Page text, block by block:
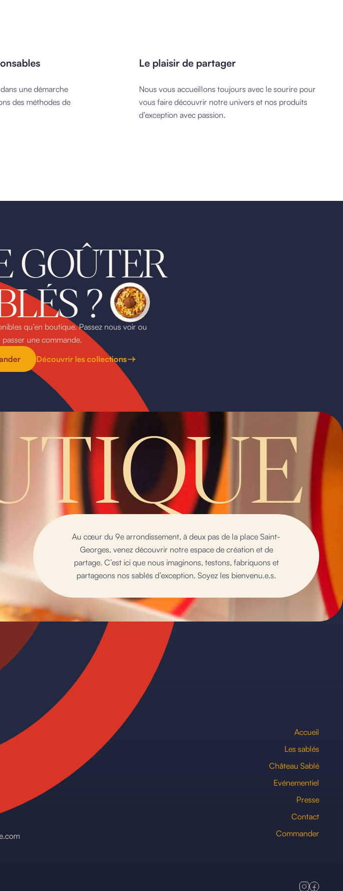
une démarche
des méthodes de
Le plaisir de partager
Nous vous accueillons toujours avec le sourire pour
vous faire découvrir notre univers et nos produits
d’exception avec passion.
GOÛTER
?
qu’en boutique. Passez nous voir ou
une commande.
Découvrir les collections
Au cœur du 9e arrondissement, à deux pas de la place Saint-
Georges, venez découvrir notre espace de création et de
partage. C’est ici que nous imaginons, testons, fabriquons et
partageons nos sablés d’exception. Soyez les bienvenu.e.s.
Accueil
Les sablés
Château Sablé
Evénementiel
Presse
Contact
Commander